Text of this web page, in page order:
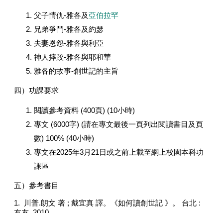
父子情仇-雅各及亞伯拉罕
兄弟爭鬥-雅各及約瑟
夫妻恩怨-雅各與利亞
神人摔跤-雅各與耶和華
雅各的故事-創世記的主旨
四）功課要求
閱讀參考資料 (400頁) (10小時)
專文 (6000字) (請在專文最後一頁列出閱讀書目及頁
數) 100% (40小時)
專文在2025年3月21日或之前上載至網上校園本科功
課區
五）參考書目
1. 川普.朗文 著 ; 戴宜真 譯。《如何讀創世記 》。 台北 :